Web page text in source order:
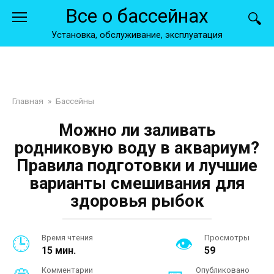
Все о бассейнах
Установка, обслуживание, эксплуатация
Главная » Бассейны
Можно ли заливать
родниковую воду в аквариум?
Правила подготовки и лучшие
варианты смешивания для
здоровья рыбок
Время чтения
15 мин.
Просмотры
59
Комментарии Опубликовано